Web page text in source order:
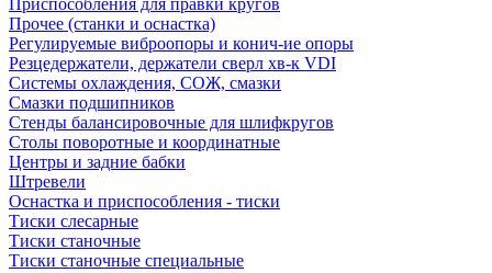
Приспособления для правки кругов
Прочее (станки и оснастка)
Регулируемые виброопоры и конич-ие опоры
Резцедержатели, держатели сверл хв-к VDI
Системы охлаждения, СОЖ, смазки
Смазки подшипников
Стенды балансировочные для шлифкругов
Столы поворотные и координатные
Центры и задние бабки
Штревели
Оснастка и приспособления - тиски
Тиски слесарные
Тиски станочные
Тиски станочные специальные